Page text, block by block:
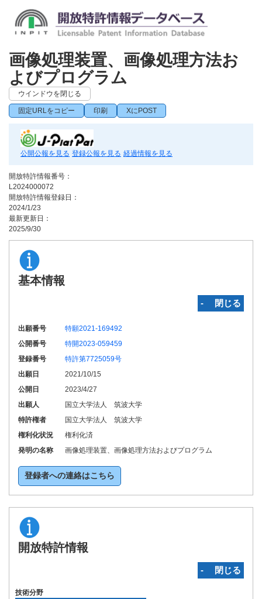
画像処理装置、画像処理方法お
よびプログラム
ウインドウを閉じる
固定URLをコピー 印刷 XにPOST
公開公報を見る 登録公報を見る 経過情報を見る
開放特許情報番号：
L2024000072
開放特許情報登録日：
2024/1/23
最新更新日：
2025/9/30
基本情報
‐ 閉じる
出願番号
特願2021-169492
公開番号
特開2023-059459
登録番号
特許第7725059号
出願日
2021/10/15
公開日
2023/4/27
出願人
国立大学法人 筑波大学
特許権者
国立大学法人 筑波大学
権利化状況
権利化済
発明の名称
画像処理装置、画像処理方法およびプログラム
登録者への連絡はこちら
開放特許情報
‐ 閉じる
技術分野